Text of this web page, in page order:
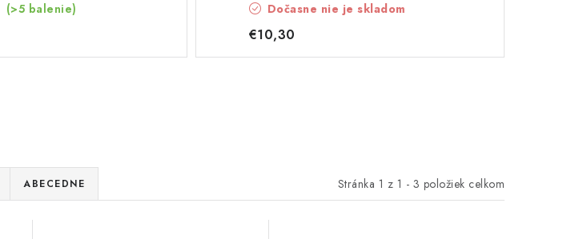
(>5 balenie) Dočasne nie je skladom
€10,30
Stránka 1 z 1 - 3 položiek celkom
ABECEDNE